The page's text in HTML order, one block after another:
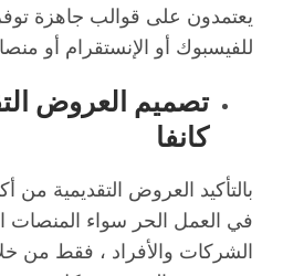
يعتمدون على قوالب جاهزة
للفيسبوك أو الإنستقرام أو
تصميم العروض
كانفا
بالتأكيد العروض التقديمية من
في العمل الحر سواء المنصات
الشركات والأفراد ، فقط من